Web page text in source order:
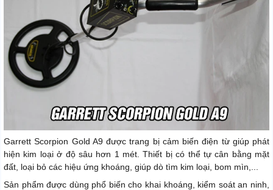
Garrett Scorpion Gold A9 được trang bị cảm biến điện từ giúp phát
hiện kim loại ở độ sâu hơn 1 mét. Thiết bị có thể tự cân bằng mặt
đất, loại bỏ các hiệu ứng khoáng, giúp dò tìm kim loại, bom mìn,...
Sản phẩm được dùng phổ biến cho khai khoáng, kiểm soát an ninh,